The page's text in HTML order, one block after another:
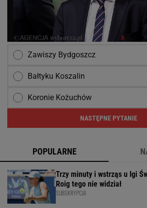
Zawiszy Bydgoszcz
Bałtyku Koszalin
Koronie Kożuchów
NASTĘPNE PYTANIE
POPULARNE
Trzy minuty i wstrząs u Igi
Roig tego nie widział
SUBSKRYPCJA